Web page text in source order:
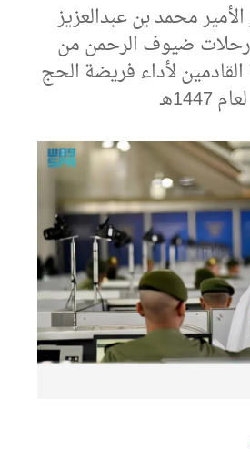
محمد بن عبدالعزيز
رحلات ضيوف الرحمن من
القادمين لأداء فريضة الحج
لعام 1447هـ